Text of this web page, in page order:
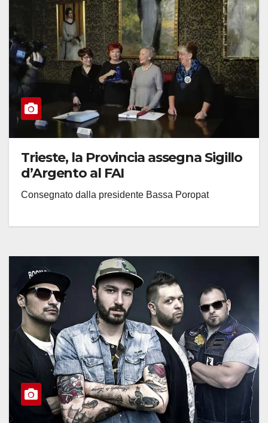
Trieste, la Provincia assegna Sigillo
d’Argento al FAI
Consegnato dalla presidente Bassa Poropat